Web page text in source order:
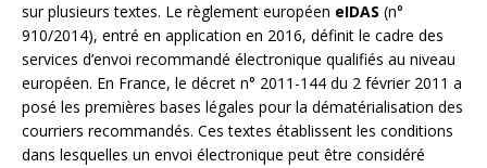
sur plusieurs textes. Le règlement européen eIDAS (n°
910/2014), entré en application en 2016, définit le cadre des
services d’envoi recommandé électronique qualifiés au niveau
européen. En France, le décret n° 2011-144 du 2 février 2011 a
posé les premières bases légales pour la dématérialisation des
courriers recommandés. Ces textes établissent les conditions
dans lesquelles un envoi électronique peut être considéré